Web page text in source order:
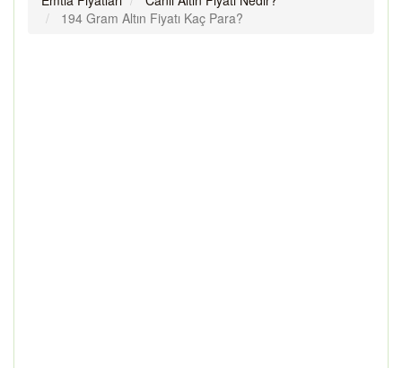
194 Gram Altın Fiyatı Kaç Para?